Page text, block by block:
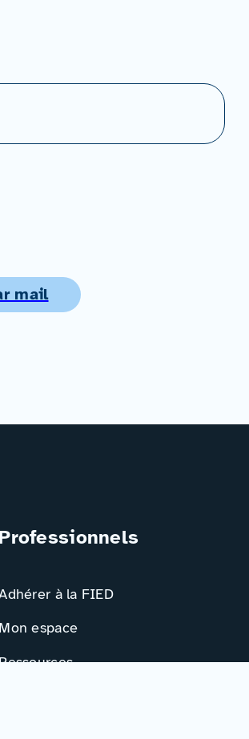
mail
Professionnels
à la FIED
Mon espace